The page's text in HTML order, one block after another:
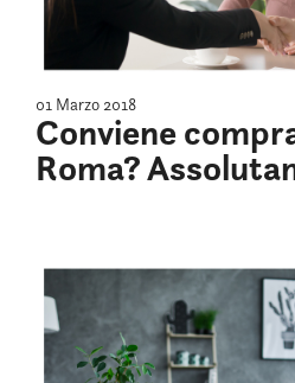
01 Marzo 2018
Conviene
Roma?